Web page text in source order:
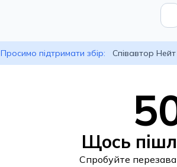
Просимо підтримати збір: Співавтор
Щось
Спробуйте